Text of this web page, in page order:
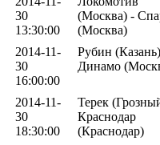
30
13:30:00
(Москва) -
(Москва)
2014-11-
30
16:00:00
Рубин
Динамо
2014-11-
30
18:30:00
Терек
Краснодар
(Краснодар)